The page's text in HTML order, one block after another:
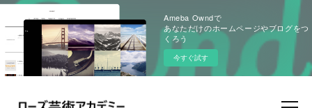
Ameba Owndで
あなただけのホームページやブログをつ
くろう
今すぐ試す